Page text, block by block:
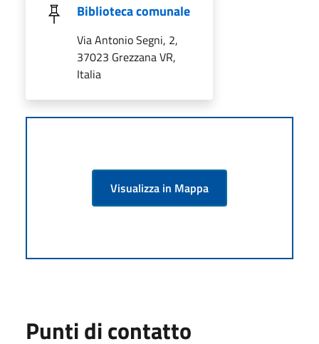
Biblioteca comunale
Via Antonio Segni, 2,
37023 Grezzana VR,
Italia
Visualizza in Mappa
Punti di contatto